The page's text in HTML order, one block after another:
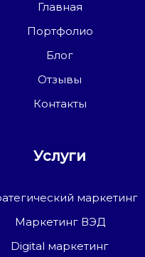
Главная
Портфолио
Блог
Отзывы
Контакты
Услуги
маркетинг
Маркетинг ВЭД
Digital маркетинг